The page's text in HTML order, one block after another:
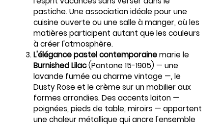
pastiche. Une association idéale pour une
cuisine ouverte ou une salle à manger, où les
matières participent autant que les couleurs
à créer l'atmosphère.
L'élégance pastel contemporainemarie le
Burnished Lilac(Pantone 15-1905) — une
lavande fumée au charme vintage —, le
Dusty Rose et le crème sur un mobilier aux
formes arrondies. Des accents laiton —
poignées, pieds de table, miroirs — apportent
une chaleur métallique qui ancre l'ensemble